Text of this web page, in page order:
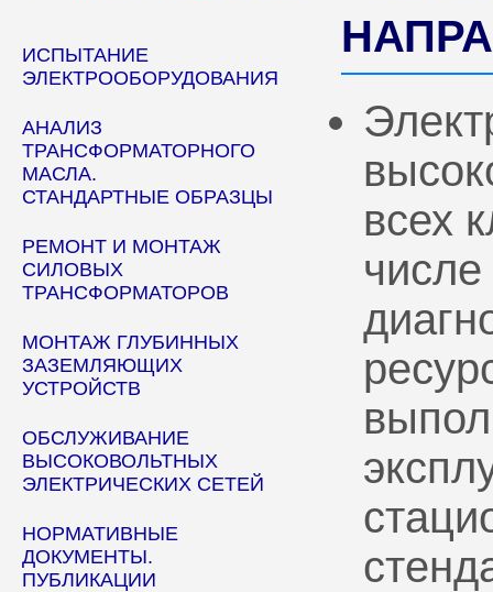
ИСПЫТАНИЕ
ЭЛЕКТРООБОРУДОВАНИЯ
АНАЛИЗ
ТРАНСФОРМАТОРНОГО
МАСЛА.
СТАНДАРТНЫЕ ОБРАЗЦЫ
РЕМОНТ И МОНТАЖ
СИЛОВЫХ
ТРАНСФОРМАТОРОВ
МОНТАЖ ГЛУБИННЫХ
ЗАЗЕМЛЯЮЩИХ
УСТРОЙСТВ
ОБСЛУЖИВАНИЕ
ВЫСОКОВОЛЬТНЫХ
ЭЛЕКТРИЧЕСКИХ СЕТЕЙ
НОРМАТИВНЫЕ
ДОКУМЕНТЫ.
ПУБЛИКАЦИИ
всех